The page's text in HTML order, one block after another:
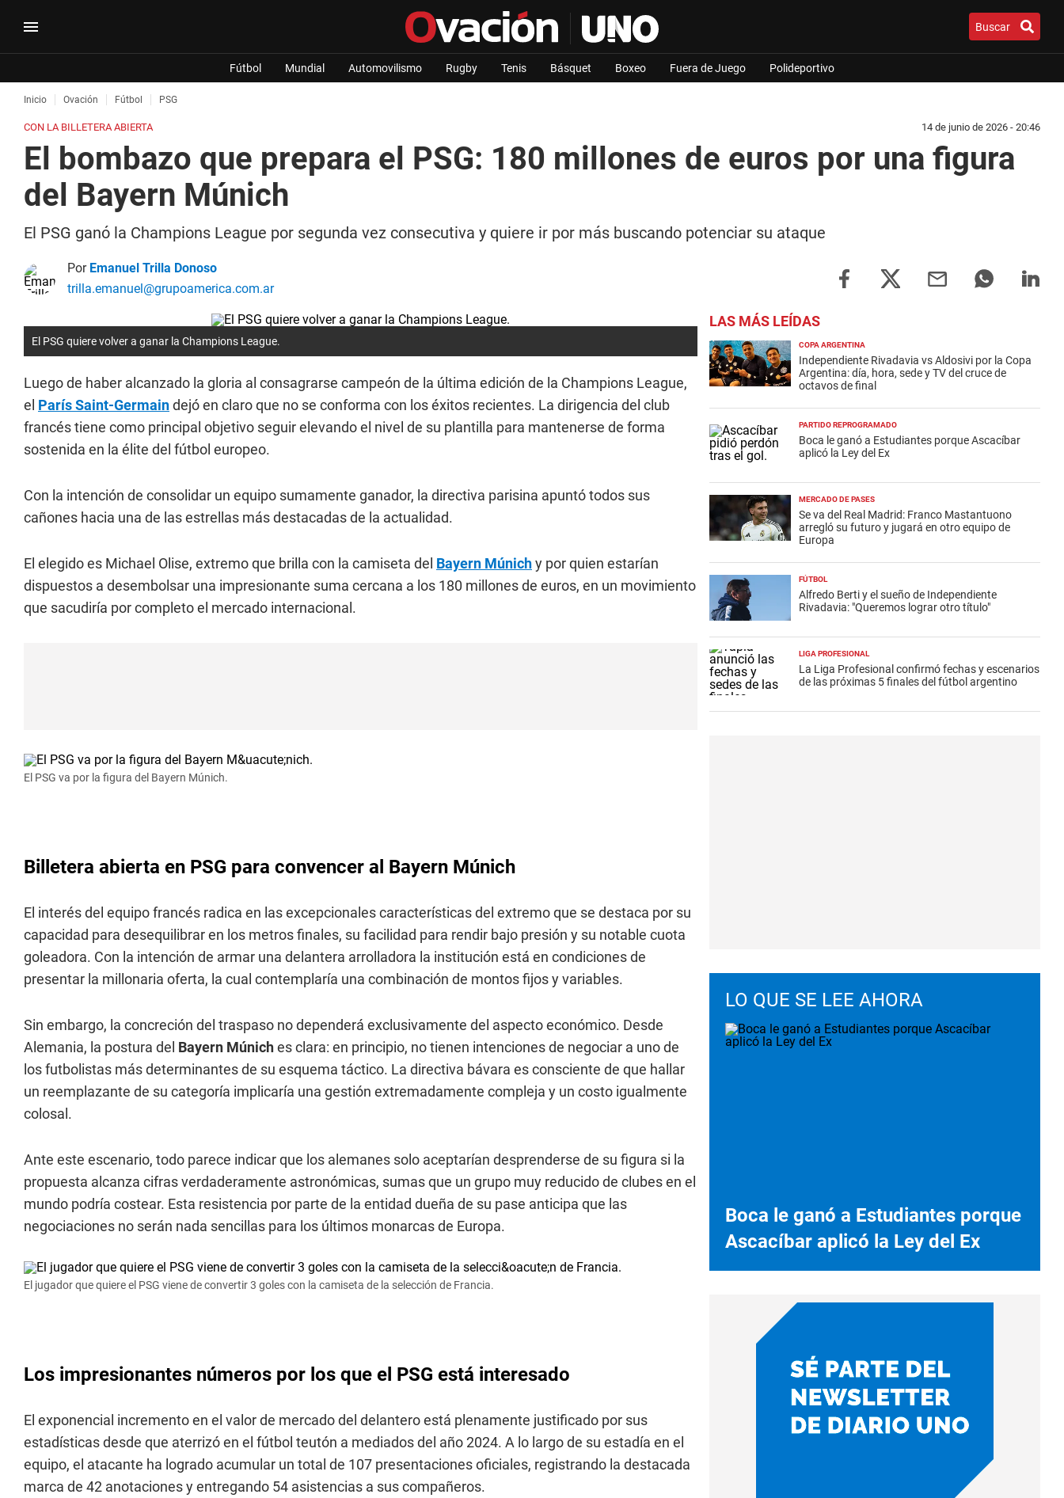
Buscar
Fútbol Mundial Automovilismo Rugby Tenis Básquet Boxeo Fuera de Juego Polideportivo
Inicio Ovación Fútbol PSG
CON LA BILLETERA ABIERTA 14 de junio de 2026 - 20:46
El bombazo que prepara el PSG: 180 millones de euros por una figura
del Bayern Múnich
El PSG ganó la Champions League por segunda vez consecutiva y quiere ir por más buscando potenciar su ataque
Por Emanuel Trilla Donoso
trilla.emanuel@grupoamerica.com.ar
El PSG quiere volver a ganar la Champions League.
Luego de haber alcanzado la gloria al consagrarse campeón de la última edición de la Champions League,
el París Saint-Germaindejó en claro que no se conforma con los éxitos recientes. La dirigencia del club
francés tiene como principal objetivo seguir elevando el nivel de su plantilla para mantenerse de forma
sostenida en la élite del fútbol europeo.
Con la intención de consolidar un equipo sumamente ganador, la directiva parisina apuntó todos sus
cañones hacia una de las estrellas más destacadas de la actualidad.
El elegido es Michael Olise, extremo que brilla con la camiseta del Bayern Múnichy por quien estarían
dispuestos a desembolsar una impresionante suma cercana a los 180 millones de euros, en un movimiento
que sacudiría por completo el mercado internacional.
El PSG va por la figura del Bayern Múnich.
Billetera abierta en PSG para convencer al Bayern Múnich
El interés del equipo francés radica en las excepcionales características del extremo que se destaca por su
capacidad para desequilibrar en los metros finales, su facilidad para rendir bajo presión y su notable cuota
goleadora. Con la intención de armar una delantera arrolladora la institución está en condiciones de
presentar la millonaria oferta, la cual contemplaría una combinación de montos fijos y variables.
Sin embargo, la concreción del traspaso no dependerá exclusivamente del aspecto económico. Desde
Alemania, la postura del Bayern Múniches clara: en principio, no tienen intenciones de negociar a uno de
los futbolistas más determinantes de su esquema táctico. La directiva bávara es consciente de que hallar
un reemplazante de su categoría implicaría una gestión extremadamente compleja y un costo igualmente
colosal.
Ante este escenario, todo parece indicar que los alemanes solo aceptarían desprenderse de su figura si la
propuesta alcanza cifras verdaderamente astronómicas, sumas que un grupo muy reducido de clubes en el
mundo podría costear. Esta resistencia por parte de la entidad dueña de su pase anticipa que las
negociaciones no serán nada sencillas para los últimos monarcas de Europa.
El jugador que quiere el PSG viene de convertir 3 goles con la camiseta de la selección de Francia.
Los impresionantes números por los que el PSG está interesado
El exponencial incremento en el valor de mercado del delantero está plenamente justificado por sus
estadísticas desde que aterrizó en el fútbol teutón a mediados del año 2024. A lo largo de su estadía en el
equipo, el atacante ha logrado acumular un total de 107 presentaciones oficiales, registrando la destacada
marca de 42 anotaciones y entregando 54 asistencias a sus compañeros.
LAS MÁS LEÍDAS
COPA ARGENTINA
Independiente Rivadavia vs Aldosivi por la Copa
Argentina: día, hora, sede y TV del cruce de
octavos de final
PARTIDO REPROGRAMADO
Boca le ganó a Estudiantes porque Ascacíbar
aplicó la Ley del Ex
MERCADO DE PASES
Se va del Real Madrid: Franco Mastantuono
arregló su futuro y jugará en otro equipo de
Europa
FÚTBOL
Alfredo Berti y el sueño de Independiente
Rivadavia: "Queremos lograr otro título"
LIGA PROFESIONAL
La Liga Profesional confirmó fechas y escenarios
de las próximas 5 finales del fútbol argentino
LO QUE SE LEE AHORA
Boca le ganó a Estudiantes porque
Ascacíbar aplicó la Ley del Ex